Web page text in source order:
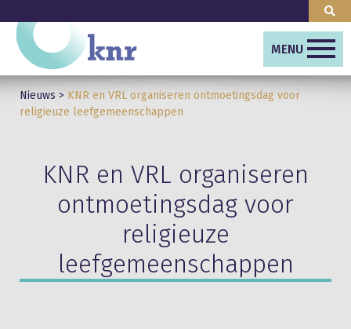
MENU
Nieuws > KNR en VRL organiseren ontmoetingsdag voor
religieuze leefgemeenschappen
KNR en VRL organiseren
ontmoetingsdag voor
religieuze
leefgemeenschappen